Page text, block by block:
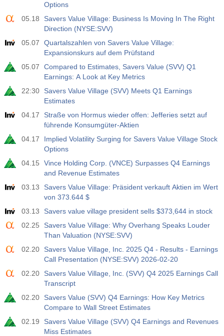
Options
05.18
Savers Value Village: Business Is Moving In The Right
Direction (NYSE:SVV)
05.07
Quartalszahlen von Savers Value Village:
Expansionskurs auf dem Prüfstand
05.07
Compared to Estimates, Savers Value (SVV) Q1
Earnings: A Look at Key Metrics
22:30
Savers Value Village (SVV) Meets Q1 Earnings
Estimates
04.17
Straße von Hormus wieder offen: Jefferies setzt auf
führende Konsumgüter-Aktien
04.17
Implied Volatility Surging for Savers Value Village Stock
Options
04.15
Vince Holding Corp. (VNCE) Surpasses Q4 Earnings
and Revenue Estimates
03.13
Savers Value Village: Präsident verkauft Aktien im Wert
von 373.644 $
03.13
Savers value village president sells $373,644 in stock
02.25
Savers Value Village: Why Overhang Speaks Louder
Than Valuation (NYSE:SVV)
02.20
Savers Value Village, Inc. 2025 Q4 - Results - Earnings
Call Presentation (NYSE:SVV) 2026-02-20
02.20
Savers Value Village, Inc. (SVV) Q4 2025 Earnings Call
Transcript
02.20
Savers Value (SVV) Q4 Earnings: How Key Metrics
Compare to Wall Street Estimates
02.19
Savers Value Village (SVV) Q4 Earnings and Revenues
Miss Estimates